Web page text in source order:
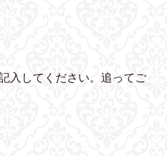
入してください。追ってご